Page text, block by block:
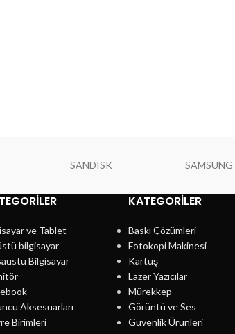
SANDISK SAMSUNG
ve Tablet
bilgisayar
Bilgisayar
Aksesuarları
Birimleri
KATEGORILER
Baskı Çözümleri
Fotokopi Makinesi
Kartuş
Lazer Yazıcılar
Mürekkep
Görüntü ve Ses
Güvenlik Ürünleri